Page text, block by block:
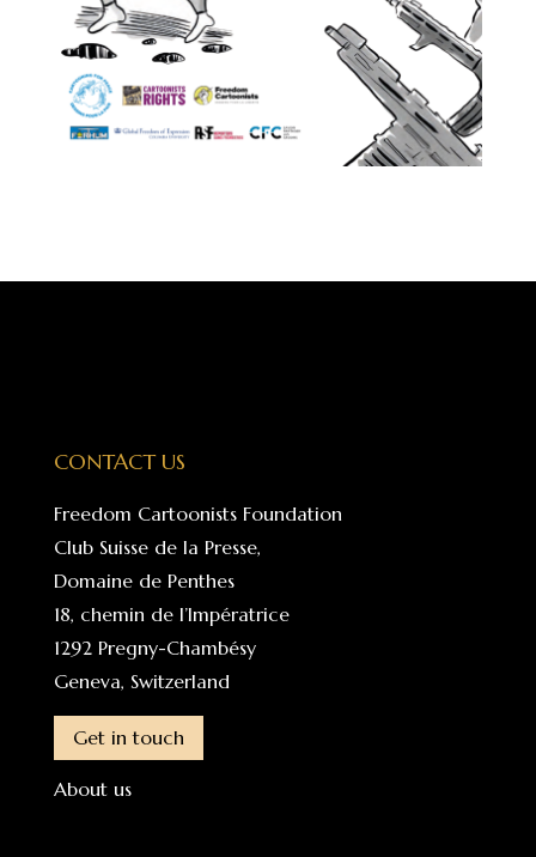
CONTACT US
Freedom Cartoonists Foundation
Club Suisse de la Presse,
Domaine de Penthes
18, chemin de l’Impératrice
1292 Pregny-Chambésy
Geneva, Switzerland
Get in touch
About us